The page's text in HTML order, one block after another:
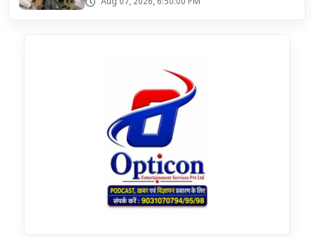
Aug 07, 2026, 6:50:00 PM